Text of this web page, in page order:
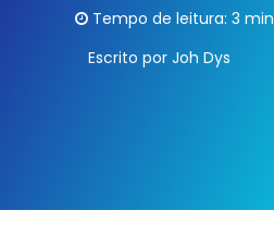
Tempo de leitura: 3 min
Escrito por Joh Dys